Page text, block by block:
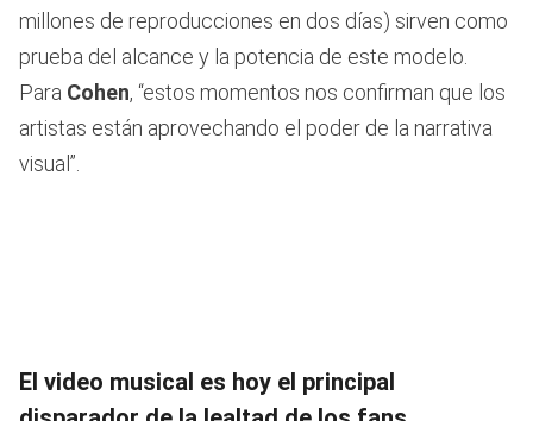
millones de reproducciones en dos días) sirven como
prueba del alcance y la potencia de este modelo.
Para Cohen, “estos momentos nos confirman que los
artistas están aprovechando el poder de la narrativa
visual”.
El video musical es hoy el principal